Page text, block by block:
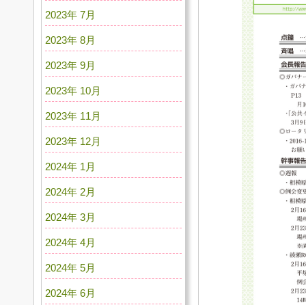
2023年 7月
2023年 8月
2023年 9月
2023年 10月
2023年 11月
2023年 12月
2024年 1月
2024年 2月
2024年 3月
2024年 4月
2024年 5月
2024年 6月